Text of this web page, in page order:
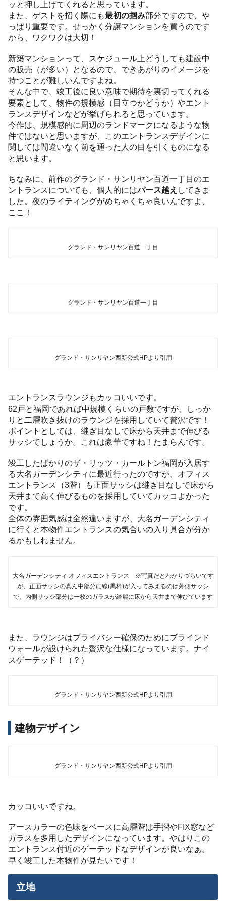
ッと押し上げてくれると思っています。
また、ゲストを招く際にも最初の掴み部分ですので、や
っぱり重要です。せっかく分譲マンションを買うのです
から、ワクワクは大切！
新築マンションって、スケジュール上どうしても建設中
の販売（が多い）となるので、できあがりのイメージを
持つことが難しいんですよね。
そんな中で、竣工後に良い意味で期待を裏切ってくれる
要素として、物件の規模感（目立つかどうか）やエント
ランスデザインなどが挙げられると思っています。
今作は、規模感的に周辺のランドマークになるような物
件ではないと思いますが、このエントランスデザインに
関しては間違いなく前を通った人の目を引くものになる
と思います。
ちなみに、前作のグランド・サンリヤン百道一丁目のエ
ントランスについても、個人的にはパース越え してきま
した。夜のライティングがめちゃくちゃ良いんですよ、
ここ！
グランド・サンリヤン百道一丁目
グランド・サンリヤン百道一丁目
グランド・サンリヤン西新公式HPより引用
エントランスラウンジもカッコいいです。
62戸と福岡であれば中規模くらいの戸数ですが、しっか
りと二層吹き抜けのラウンジを採用していて贅沢です！
ポイントとしては、継ぎ目なしで床から天井まで伸びる
サッシでしょうか。これは豪華ですね！たまらんです。
竣工したばかりのザ・リッツ・カールトン福岡が入居す
る大名ガーデンシティに最近行ったのですが、オフィス
エントランス（3階）も正面サッシは継ぎ目なしで床から
天井まで高く伸びるものを採用していてカッコよかった
です。
全体の雰囲気感は全然違いますが、大名ガーデンシティ
に行くと本物件エントランスの気合いの入り具合が分か
るかもしれません。
大名ガーデンシティ オフィスエントランス ※写真だとわかりづらいです
が、正面サッシの真ん中部分に線(黒枠)が入ってみえるのは外側サッシ
で、内側サッシ部分は一枚のガラスが綺麗に床から天井まで伸びています
また、ラウンジはプライバシー確保のためにブラインド
ウォールが設けられた贅沢な仕様になっています。ナイ
スゲーテッド！（？）
グランド・サンリヤン西新公式HPより引用
建物デザイン
グランド・サンリヤン西新公式HPより引用
カッコいいですね。
アースカラーの色味をベースに高層階は手摺やFIX窓など
ガラスを多用したデザインになっています。やはりこの
エントランス付近のゲーテッドなデザインが良いなぁ。
早く竣工した本物件が見たいです！
立地